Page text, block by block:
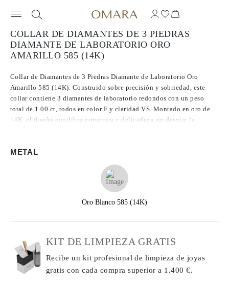
COLLAR DE DIAMANTES DE 3 PIEDRAS
DIAMANTE DE LABORATORIO ORO
AMARILLO 585 (14K)
Collar de Diamantes de 3 Piedras Diamante de Laboratorio Oro
Amarillo 585 (14K). Construido sobre precisión y sobriedad, este
collar contiene 3 diamantes de laboratorio redondos con un peso
total de 1.00 ct, todos en color F y claridad VS. Montado en oro de
14K, el diseño equilibra estructura y delicadeza sin desviar la
seguridad.
METAL
Oro Blanco 585 (14K)
KIT DE LIMPIEZA GRATIS
Recibe un kit profesional de limpieza de joyas
gratis con cada comprasuperior a 1.400 €.